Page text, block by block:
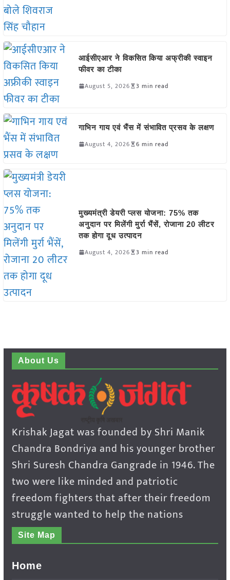
आईसीएआर ने विकसित किया अफ्रीकी स्वाइन
फीवर का टीका
August 5, 2026 3 min read
गाभिन गाय एवं भैंस में संभावित प्रसव के लक्षण
August 4, 2026 6 min read
मुख्यमंत्री डेयरी प्लस योजना: 75% तक
अनुदान पर मिलेंगी मुर्रा भैंसें, रोजाना 20 लीटर
तक होगा दूध उत्पादन
August 4, 2026 3 min read
About Us
Krishak Jagat was founded by Shri Manik
Chandra Bondriya and his younger brother
Shri Suresh Chandra Gangrade in 1946. The
two were like minded and patriotic
freedom fighters that after their freedom
struggle wanted to help the nations
Site Map
Home